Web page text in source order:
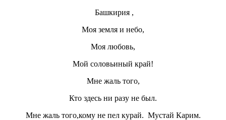
Башкирия ,
Моя земля и небо,
Моя любовь,
Мой соловьиный край!
Мне жаль того,
Кто здесь ни разу не был.
Мне жаль того,кому не пел курай. Мустай Карим.